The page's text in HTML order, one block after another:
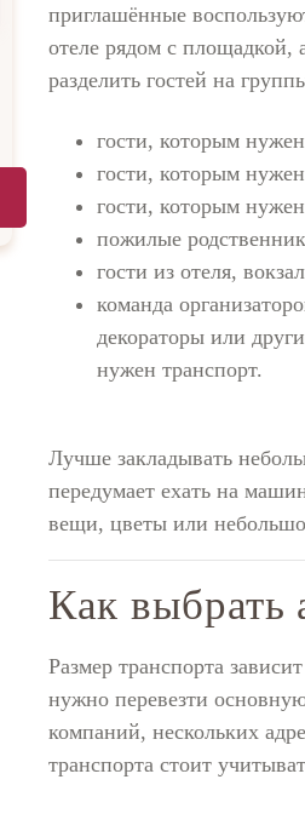
приглашённые
отеле рядом с площадкой,
разделить гостей на
гости, которым
гости, которым
гости, которым
пожилые
гости из отеля,
команда
декораторы или
нужен транспорт.
Лучше закладывать
передумает ехать на
вещи, цветы или
Как выбрать
Размер транспорта
нужно перевезти
компаний, нескольких
транспорта стоит